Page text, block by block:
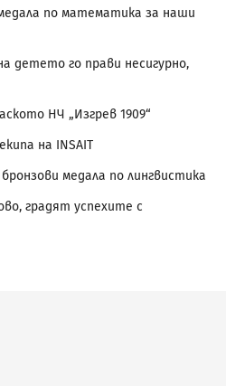
по математика за наши
детето го прави несигурно,
НЧ „Изгрев 1909“
на INSAIT
медала по лингвистика
градят успехите с